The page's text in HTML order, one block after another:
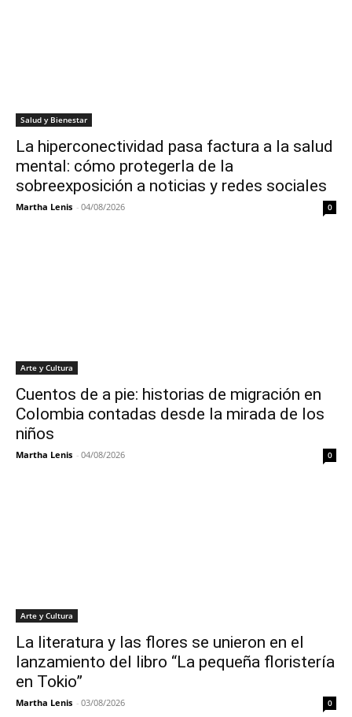
Salud y Bienestar
La hiperconectividad pasa factura a la salud
mental: cómo protegerla de la
sobreexposición a noticias y redes sociales
Martha Lenis - 04/08/2026 0
Arte y Cultura
Cuentos de a pie: historias de migración en
Colombia contadas desde la mirada de los
niños
Martha Lenis - 04/08/2026 0
Arte y Cultura
La literatura y las flores se unieron en el
lanzamiento del libro “La pequeña floristería
en Tokio”
Martha Lenis - 03/08/2026 0